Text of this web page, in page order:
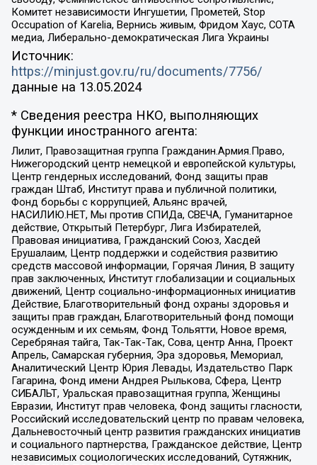
Комитет независимости Ингушетии, Прометей, Stop
Occupation of Karelia, Вернись живым, Фридом Хаус, СОТА
медиа, Либерально-демократическая Лига Украины
Источник:
https://minjust.gov.ru/ru/documents/7756/
данные на 13.05.2024
* Сведения реестра НКО, выполняющих
функции иностранного агента:
Лилит, Правозащитная группа Гражданин.Армия.Право,
Нижегородский центр немецкой и европейской культуры,
Центр гендерных исследований, Фонд защиты прав
граждан Штаб, Институт права и публичной политики,
Фонд борьбы с коррупцией, Альянс врачей,
НАСИЛИЮ.НЕТ, Мы против СПИДа, СВЕЧА, Гуманитарное
действие, Открытый Петербург, Лига Избирателей,
Правовая инициатива, Гражданский Союз, Хасдей
Ерушалаим, Центр поддержки и содействия развитию
средств массовой информации, Горячая Линия, В защиту
прав заключенных, Институт глобализации и социальных
движений, Центр социально-информационных инициатив
Действие, Благотворительный фонд охраны здоровья и
защиты прав граждан, Благотворительный фонд помощи
осужденным и их семьям, Фонд Тольятти, Новое время,
Серебряная тайга, Так-Так-Так, Сова, центр Анна, Проект
Апрель, Самарская губерния, Эра здоровья, Мемориал,
Аналитический Центр Юрия Левады, Издательство Парк
Гагарина, Фонд имени Андрея Рылькова, Сфера, Центр
СИБАЛЬТ, Уральская правозащитная группа, Женщины
Евразии, Институт прав человека, Фонд защиты гласности,
Российский исследовательский центр по правам человека,
Дальневосточный центр развития гражданских инициатив
и социального партнерства, Гражданское действие, Центр
независимых социологических исследований, Сутяжник,